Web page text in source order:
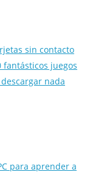
sin contacto
fantásticos juegos
nada
para aprender a